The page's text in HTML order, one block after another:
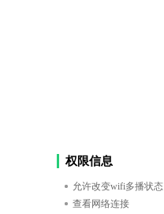
权限信息
允许改变wifi多播状态
查看网络连接